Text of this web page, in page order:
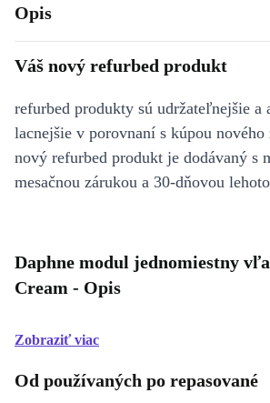
Opis
Váš nový refurbed produkt
refurbed produkty sú udržateľnejšie a
lacnejšie v porovnaní s kúpou nového
nový refurbed produkt je dodávaný s
mesačnou zárukou a 30-dňovou
Daphne modul jednomiestny
Cream - Opis
Zobraziť viac
Od používaných po repasované